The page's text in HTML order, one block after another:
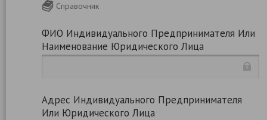
Справочник
ФИО Индивидуального Предпринимателя Или
Наименование Юридического Лица
Адрес Индивидуального Предпринимателя
Или Юридического Лица